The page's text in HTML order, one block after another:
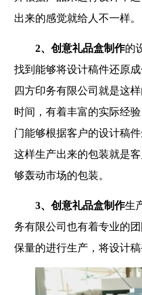
出来的感觉就给人不一样。
2、 创意礼品盒制作的
找到能够将设计稿件还原
四方印务有限公司就是这
时间，有着丰富的实际经
门能够根据客户的设计稿
这样生产出来的包装就是
够轰动市场的包装。
3、 创意礼品盒制作生
务有限公司也有着专业的
保量的进行生产，将设计稿